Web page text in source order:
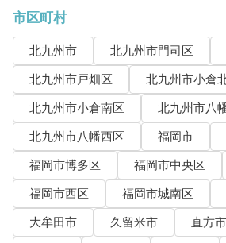
市区町村
北九州市 北九州市門司区
北九州市戸畑区
北九州市小倉
北九州市小倉南区
北九州市八
北九州市八幡西区
福岡市
福岡市博多区
福岡市中央区
福岡市西区
福岡市城南区
大牟田市
久留米市 直方市